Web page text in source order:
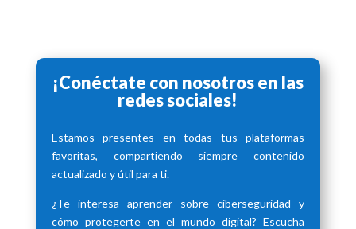
¡Conéctate con nosotros en las
redes sociales!
Estamos presentes en todas tus plataformas
favoritas, compartiendo siempre contenido
actualizado y útil para ti.
¿Te interesa aprender sobre ciberseguridad y
cómo protegerte en el mundo digital? Escucha